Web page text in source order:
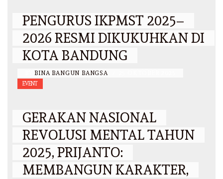
PENGURUS IKPMST 2025–
2026 RESMI DIKUKUHKAN DI
KOTA BANDUNG
BINA BANGUN BANGSA
EVENT
GERAKAN NASIONAL
REVOLUSI MENTAL TAHUN
2025, PRIJANTO:
MEMBANGUN KARAKTER,